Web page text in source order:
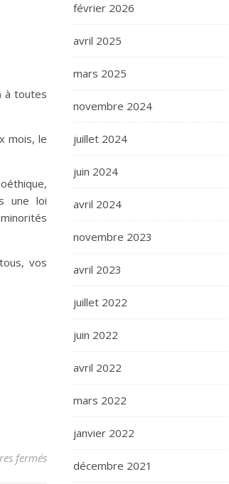
à toutes
mois, le
une loi
vos
ferméssur Vœux 2018
février 2026
avril 2025
mars 2025
novembre 2024
juillet 2024
juin 2024
avril 2024
novembre 2023
avril 2023
juillet 2022
juin 2022
avril 2022
mars 2022
janvier 2022
décembre 2021